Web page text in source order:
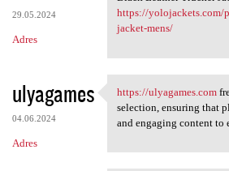
29.05.2024
Adres
https://yolojackets.com/
jacket-mens/
ulyagames
04.06.2024
Adres
https://
https://ulyagames.com
selection, ensuring that
and engaging content to